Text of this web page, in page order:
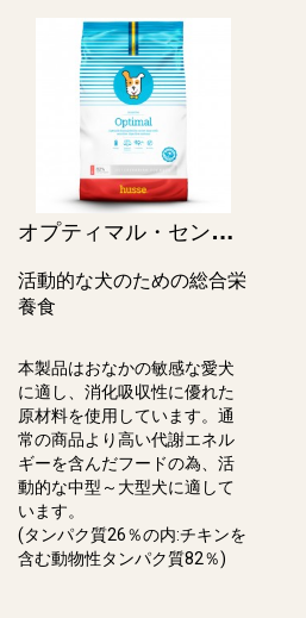
オ
プティマル・センシティブ / Optimal Sensitive
活動的な犬のための総合栄
養食
本製品はおなかの敏感な愛犬
に適し、消化吸収性に優れた
原材料を使用しています。通
常の商品より高い代謝エネル
ギーを含んだフードの為、活
動的な中型～大型犬に適して
います。
(タンパク質26％の内:チキンを
含む動物性タンパク質82％)